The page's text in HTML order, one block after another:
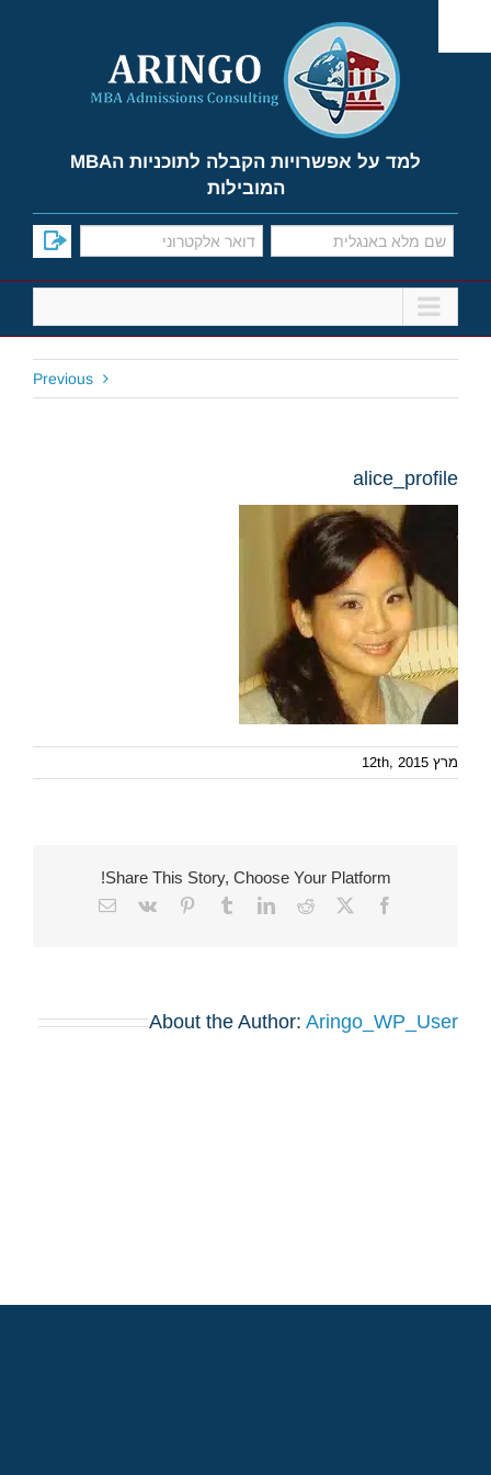
content
למד על אפשרויות הקבלה לתוכניות הMBA
המובילות
Previous
alice_profile
מרץ 12th, 2015
Share This Story, Choose Your Platform!
Facebook
X
Reddit
LinkedIn
Tumblr
Pinterest
Vk
Email
About the Author: Aringo_WP_User